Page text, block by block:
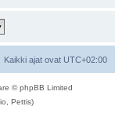
Kaikki ajat ovat UTC+02:00
© phpBB Limited
Pettis)